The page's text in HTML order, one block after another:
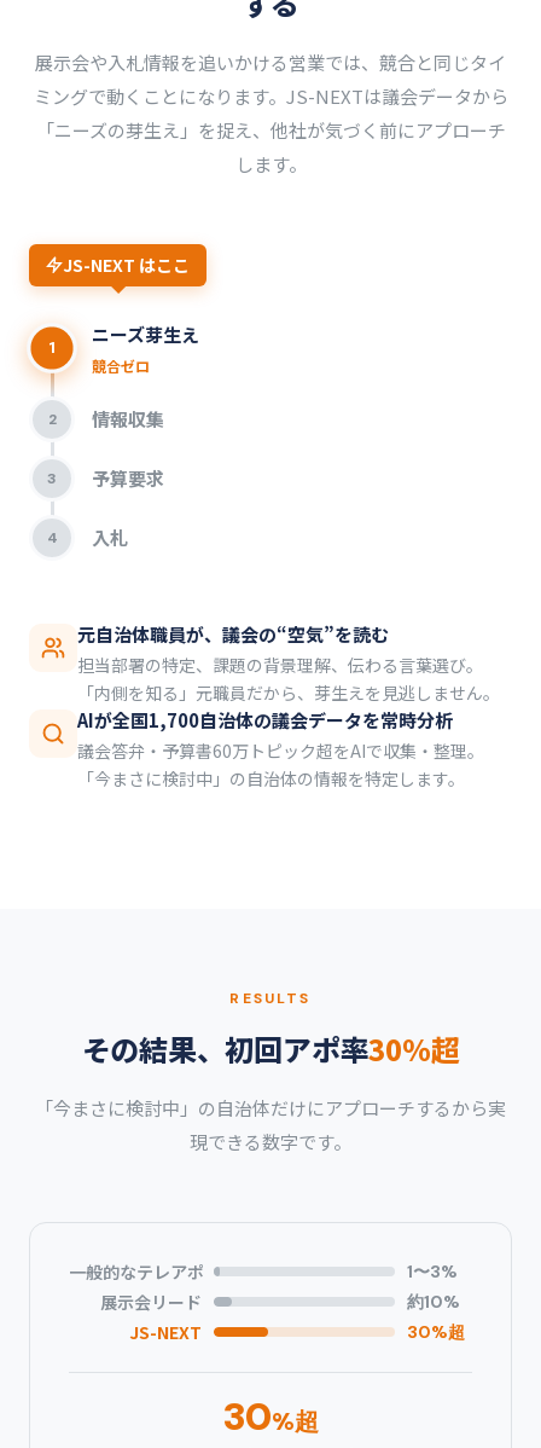
展示会や入札情報を追いかける営業では、競合と同じタイ
ミングで動くことになります。JS-NEXTは議会データから
「ニーズの芽生え」を捉え、他社が気づく前にアプローチ
します。
JS-NEXT はここ
1
ニーズ芽生え
競合ゼロ
2 情報収集
3 予算要求
4 入札
元自治体職員が、議会の“空気”を読む
担当部署の特定、課題の背景理解、伝わる言葉選び。
「内側を知る」元職員だから、芽生えを見逃しません。
AIが全国1,700自治体の議会データを常時分析
議会答弁・予算書60万トピック超をAIで収集・整理。
「今まさに検討中」の自治体の情報を特定します。
RESULTS
その結果、初回アポ率30%超
「今まさに検討中」の自治体だけにアプローチするから実
現できる数字です。
一般的なテレアポ 1〜3%
展示会リード 約10%
JS-NEXT 30%超
30%超